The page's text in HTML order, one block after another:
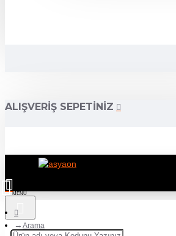
ALIŞVERIŞ SEPETINIZ
Arama